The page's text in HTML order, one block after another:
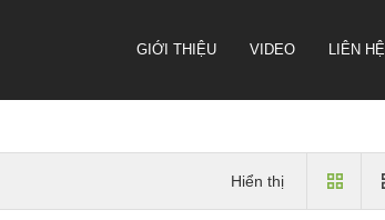
GIỚI THIỆU VIDEO LIÊN HỆ
Hiển thị